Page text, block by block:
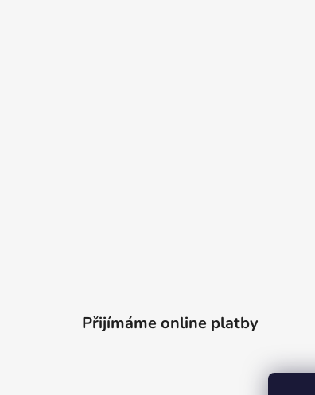
Přijímáme online platby